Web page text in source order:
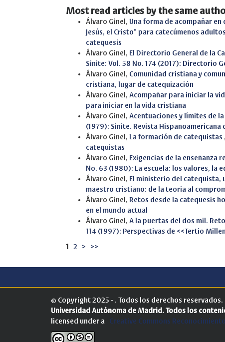
Most read articles by the same
Álvaro Ginel, Una forma de acompañar
Jesús, el Cristo” para catecúmenos adultos
catequesis
Álvaro Ginel, El Directorio General de la
Sinite: Vol. 58 No. 174 (2017): Directorio
Álvaro Ginel, Comunidad cristiana y
cristiana, lugar de catequización
Álvaro Ginel, Acompañar para iniciar la
para iniciar en la vida cristiana
Álvaro Ginel, Acentuaciones y límites de
(1979): Sinite. Revista Hispanoamericana
Álvaro Ginel, La formación de catequistas ,
catequistas
Álvaro Ginel, Exigencias de la enseñanza
No. 63 (1980): La escuela: los valores, la
Álvaro Ginel, El ministerio del catequista,
maestro cristiano: de la teoría al
Álvaro Ginel, Retos desde la catequesis
en el mundo actual
Álvaro Ginel, A la puertas del dos mil.
114 (1997): Perspectivas de <<Tertio
1 2 > >>
© Copyright 2025 - . Todos los derechos reservados.
Universidad Autónoma de Madrid. Todos los
licensed under a Creative Commons